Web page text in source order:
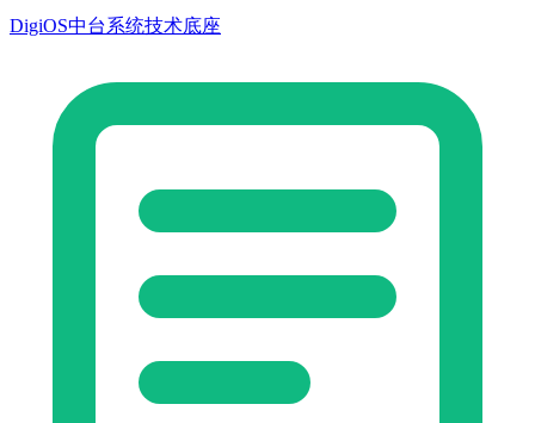
DigiOS中台系统技术底座